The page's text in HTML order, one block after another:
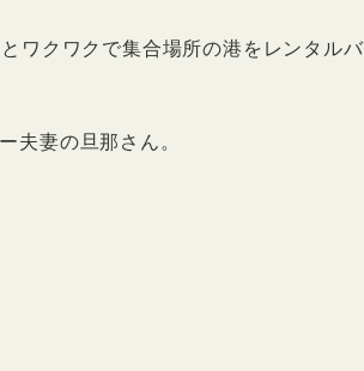
ワクワクで集合場所の港をレンタルバ
夫妻の旦那さん。